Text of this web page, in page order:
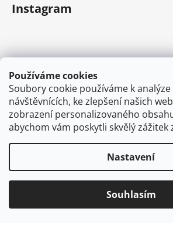
Používáme cookies
Soubory cookie používáme k
návštěvnících, ke zlepšení našich
zobrazení personalizovaného
abychom vám poskytli skvělý zážitek
Nastavení
Souhlasím
Instagram
Sledovat na Instagramu
Vytvořil Shoptet